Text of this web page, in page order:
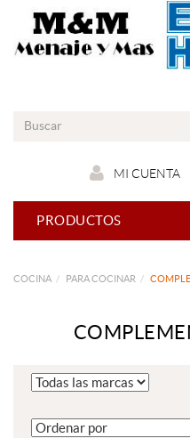
MI CUENTA
PRODUCTOS
COCINA PARA COCINAR